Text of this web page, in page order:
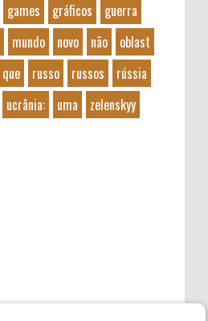
games gráficos
guerra
mundo novo não
oblast
que russo russos
rússia
ucrânia: uma zelenskyy